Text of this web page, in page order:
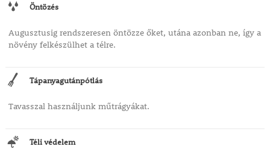
Öntözés
Augusztusig rendszeresen öntözze őket, utána azonban ne, így a
növény felkészülhet a télre.
Tápanyagutánpótlás
Tavasszal használjunk műtrágyákat.
Téli védelem